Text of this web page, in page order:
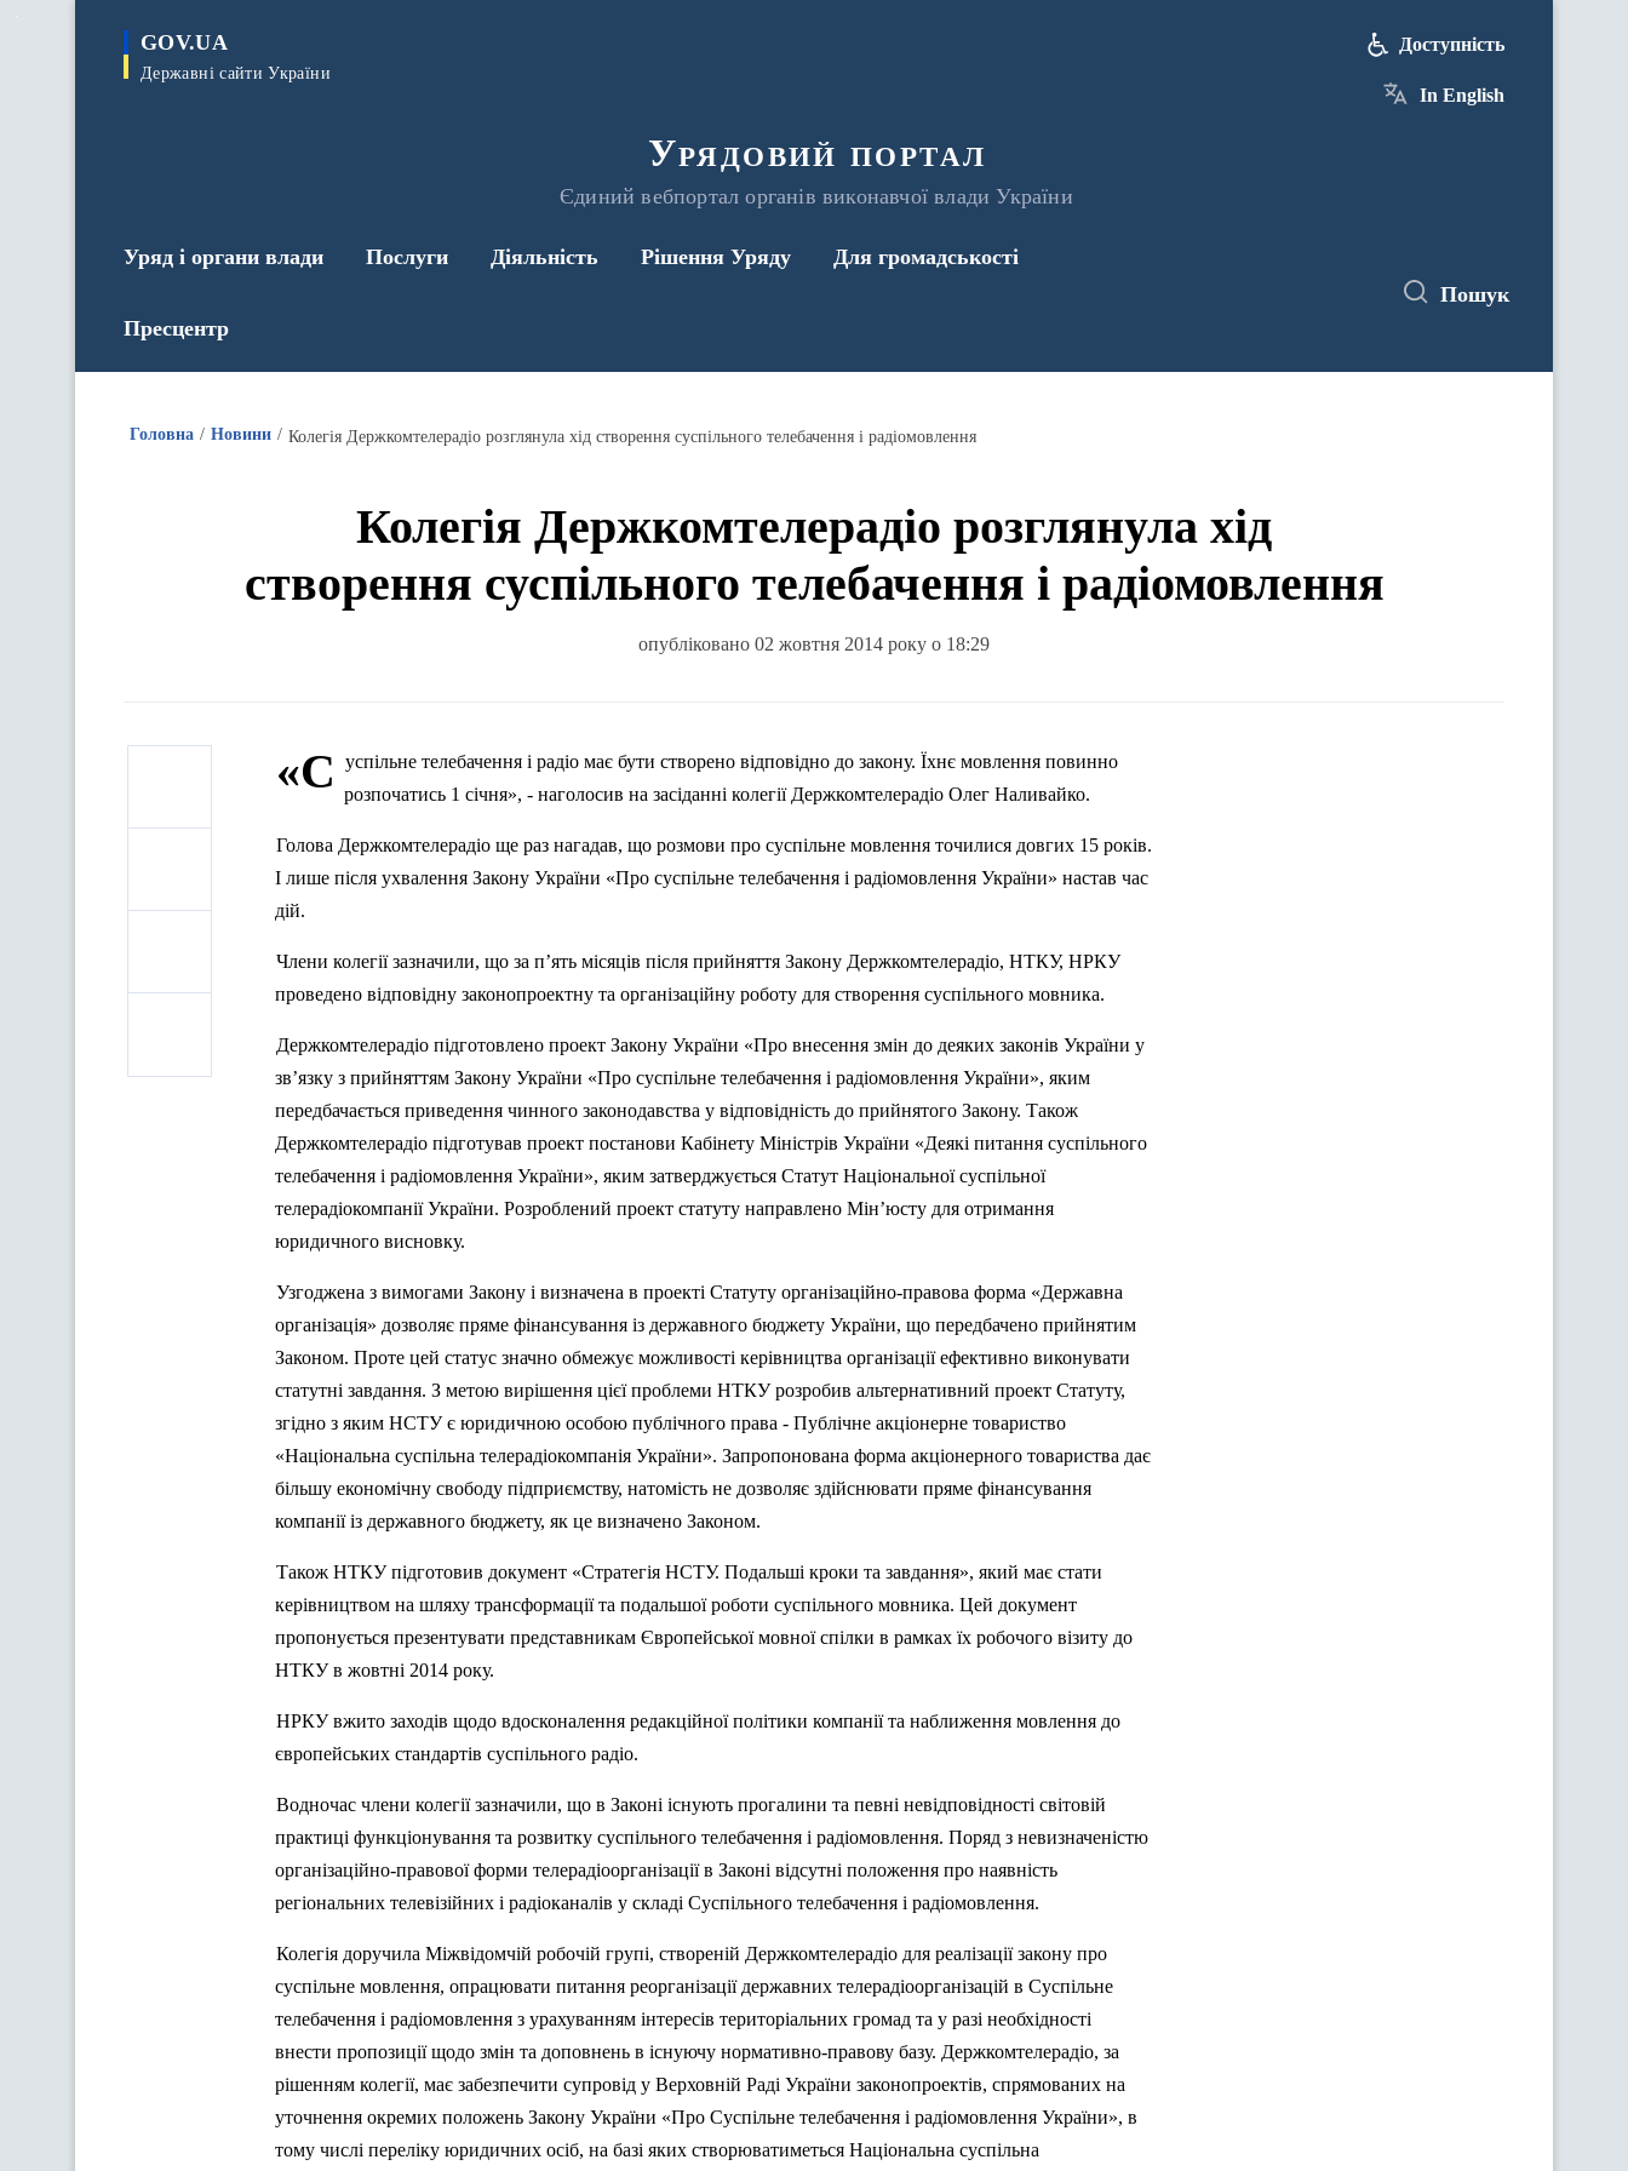
GOV.UA
Державні сайти України
Урядовий портал
Єдиний вебпортал органів виконавчої влади України
Доступність
In English
Уряд і органи влади Послуги Діяльність Рішення Уряду Для громадськості
Пресцентр
Пошук
Головна Новини Колегія Держкомтелерадіо розглянула хід створення суспільного телебачення і радіомовлення
Колегія Держкомтелерадіо розглянула хід
створення суспільного телебачення і радіомовлення
опубліковано 02 жовтня 2014 року о 18:29
«С
успільне телебачення і радіо має бути створено відповідно до закону. Їхнє мовлення повинно
розпочатись 1 січня», - наголосив на засіданні колегії Держкомтелерадіо Олег Наливайко.
Голова Держкомтелерадіо ще раз нагадав, що розмови про суспільне мовлення точилися довгих 15 років.
І лише після ухвалення Закону України «Про суспільне телебачення і радіомовлення України» настав час
дій.
Члени колегії зазначили, що за п’ять місяців після прийняття Закону Держкомтелерадіо, НТКУ, НРКУ
проведено відповідну законопроектну та організаційну роботу для створення суспільного мовника.
Держкомтелерадіо підготовлено проект Закону України «Про внесення змін до деяких законів України у
зв’язку з прийняттям Закону України «Про суспільне телебачення і радіомовлення України», яким
передбачається приведення чинного законодавства у відповідність до прийнятого Закону. Також
Держкомтелерадіо підготував проект постанови Кабінету Міністрів України «Деякі питання суспільного
телебачення і радіомовлення України», яким затверджується Статут Національної суспільної
телерадіокомпанії України. Розроблений проект статуту направлено Мін’юсту для отримання
юридичного висновку.
Узгоджена з вимогами Закону і визначена в проекті Статуту організаційно-правова форма «Державна
організація» дозволяє пряме фінансування із державного бюджету України, що передбачено прийнятим
Законом. Проте цей статус значно обмежує можливості керівництва організації ефективно виконувати
статутні завдання. З метою вирішення цієї проблеми НТКУ розробив альтернативний проект Статуту,
згідно з яким НСТУ є юридичною особою публічного права - Публічне акціонерне товариство
«Національна суспільна телерадіокомпанія України». Запропонована форма акціонерного товариства дає
більшу економічну свободу підприємству, натомість не дозволяє здійснювати пряме фінансування
компанії із державного бюджету, як це визначено Законом.
Також НТКУ підготовив документ «Стратегія НСТУ. Подальші кроки та завдання», який має стати
керівництвом на шляху трансформації та подальшої роботи суспільного мовника. Цей документ
пропонується презентувати представникам Європейської мовної спілки в рамках їх робочого візиту до
НТКУ в жовтні 2014 року.
НРКУ вжито заходів щодо вдосконалення редакційної політики компанії та наближення мовлення до
європейських стандартів суспільного радіо.
Водночас члени колегії зазначили, що в Законі існують прогалини та певні невідповідності світовій
практиці функціонування та розвитку суспільного телебачення і радіомовлення. Поряд з невизначеністю
організаційно-правової форми телерадіоорганізації в Законі відсутні положення про наявність
регіональних телевізійних і радіоканалів у складі Суспільного телебачення і радіомовлення.
Колегія доручила Міжвідомчій робочій групі, створеній Держкомтелерадіо для реалізації закону про
суспільне мовлення, опрацювати питання реорганізації державних телерадіоорганізацій в Суспільне
телебачення і радіомовлення з урахуванням інтересів територіальних громад та у разі необхідності
внести пропозиції щодо змін та доповнень в існуючу нормативно-правову базу. Держкомтелерадіо, за
рішенням колегії, має забезпечити супровід у Верховній Раді України законопроектів, спрямованих на
уточнення окремих положень Закону України «Про Суспільне телебачення і радіомовлення України», в
тому числі переліку юридичних осіб, на базі яких створюватиметься Національна суспільна